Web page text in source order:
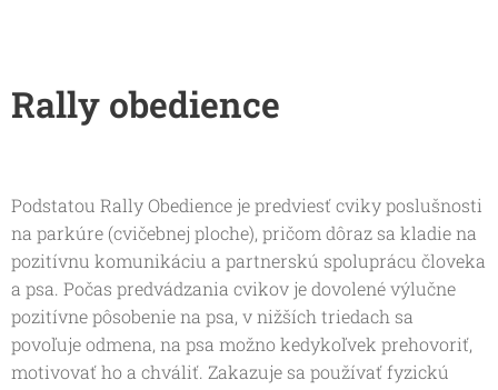
Rally obedience
Podstatou Rally Obedience je predviesť cviky poslušnosti
na parkúre (cvičebnej ploche), pričom dôraz sa kladie na
pozitívnu komunikáciu a partnerskú spoluprácu človeka
a psa. Počas predvádzania cvikov je dovolené výlučne
pozitívne pôsobenie na psa, v nižších triedach sa
povoľuje odmena, na psa možno kedykoľvek prehovoriť,
motivovať ho a chváliť. Zakazuje sa používať fyzickú